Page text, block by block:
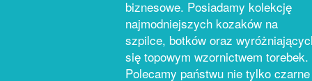
biznesowe. Posiadamy kolekcję
najmodniejszych kozaków na
szpilce, botków oraz
się topowym wzornictwem torebek.
Polecamy państwu nie tylko czarne